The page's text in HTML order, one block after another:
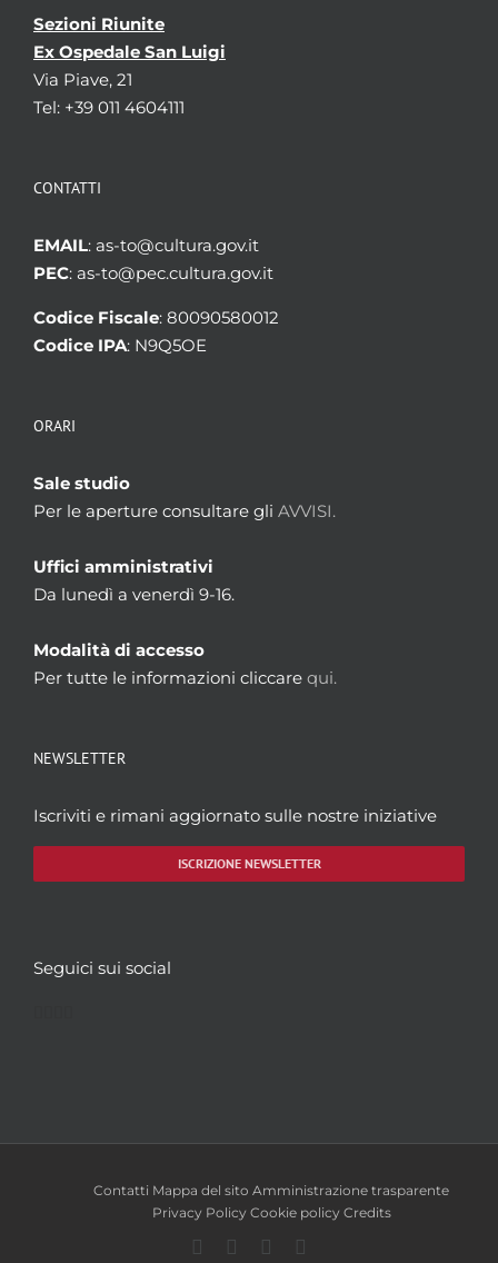
Sezioni Riunite
Ex Ospedale San Luigi
Via Piave, 21
Tel: +39 011 4604111
CONTATTI
EMAIL: as-to@cultura.gov.it
PEC: as-to@pec.cultura.gov.it
Codice Fiscale: 80090580012
Codice IPA: N9Q5OE
ORARI
Sale studio
Per le aperture consultare gli AVVISI.
Uffici amministrativi
Da lunedì a venerdì 9-16.
Modalità di accesso
Per tutte le informazioni cliccare qui.
NEWSLETTER
Iscriviti e rimani aggiornato sulle nostre iniziative
ISCRIZIONE NEWSLETTER
Seguici sui social
Contatti Mappa del sito Amministrazione trasparente
Privacy Policy Cookie policy Credits
Facebook
TwitterYouTube